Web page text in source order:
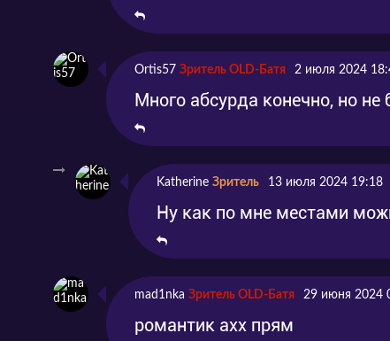
Ortis57 Зритель OLD-Батя 2 июля 2024
Много абсурда конечно, но
Katherine Зритель 13 июля 2024 19:18
Ну как по мне местами
mad1nka Зритель OLD-Батя 29 июня 2024
романтик ахх прям